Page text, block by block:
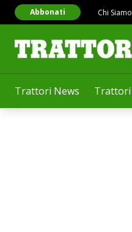
Trattori News Trattori
Abbonati Chi Siamo